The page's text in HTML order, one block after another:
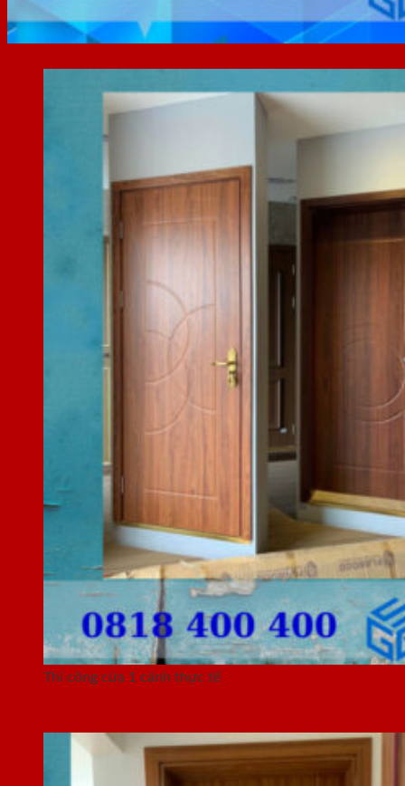
Thi công cửa 1 cánh thực tế